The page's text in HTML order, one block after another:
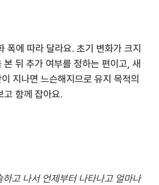
폭에 따라 달라요. 초기 변화가 크지
뒤 추가 여부를 정하는 편이고, 새
지나면 느슨해지므로 유지 목적의
고 함께 잡아요.
고 나서 언제부터 나타나고 얼마나